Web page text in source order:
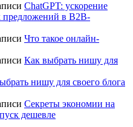
ChatGPT: ускорение
предложений в B2B-
Что такое онлайн-
Как выбрать нишу для
нишу для своего блога
Секреты экономии на
дешевле